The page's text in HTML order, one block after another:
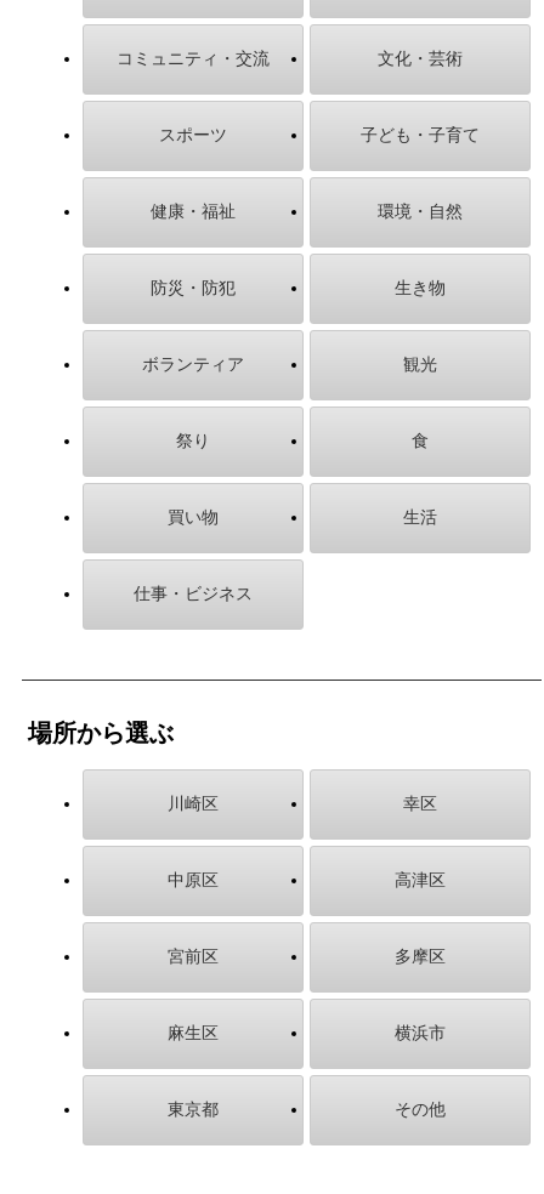
コミュニティ・交流 文化・芸術
スポーツ 子ども・子育て
健康・福祉 環境・自然
防災・防犯 生き物
ボランティア 観光
祭り 食
買い物 生活
仕事・ビジネス
場所から選ぶ
川崎区 幸区
中原区 高津区
宮前区 多摩区
麻生区 横浜市
東京都 その他